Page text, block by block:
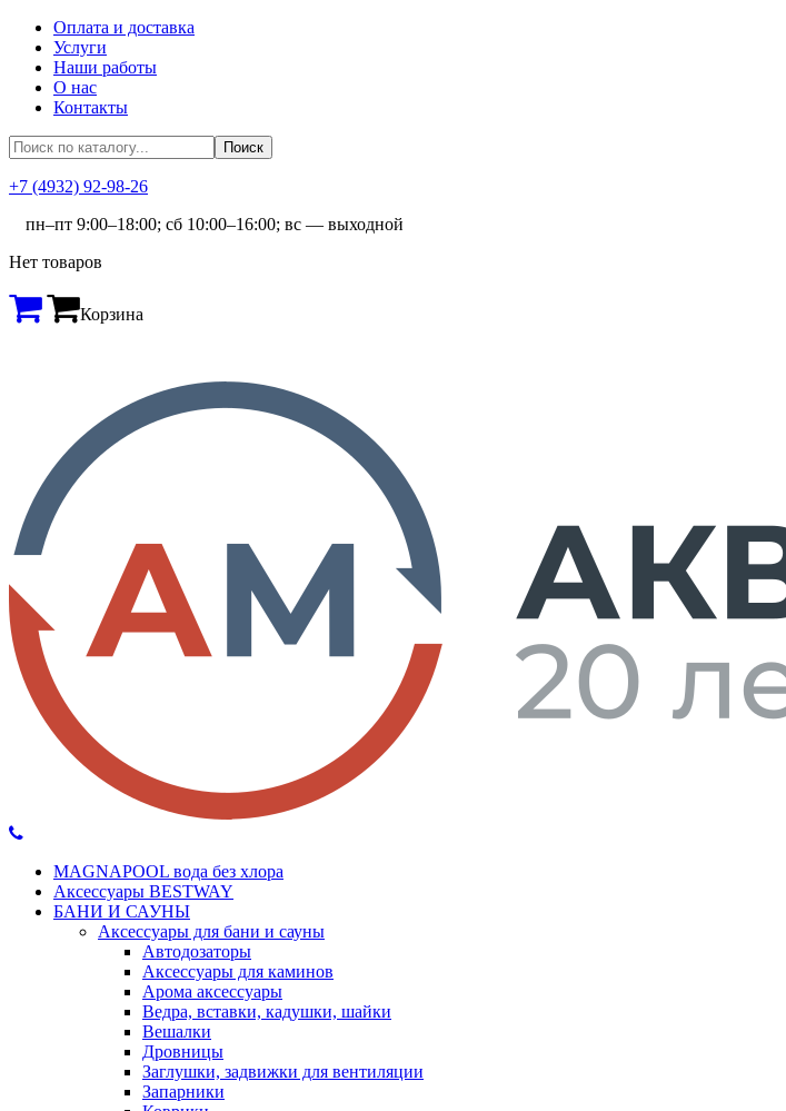
Оплата и доставка
Услуги
Наши работы
О нас
Контакты
+7 (4932) 92-98-26
пн–пт 9:00–18:00; сб 10:00–16:00; вс — выходной
Нет товаров
Корзина
MAGNAPOOL вода без хлора
Аксессуары BESTWAY
БАНИ И САУНЫ
Аксессуары для бани и сауны
Автодозаторы
Аксессуары для каминов
Арома аксессуары
Ведра, вставки, кадушки, шайки
Вешалки
Дровницы
Заглушки, задвижки для вентиляции
Запарники